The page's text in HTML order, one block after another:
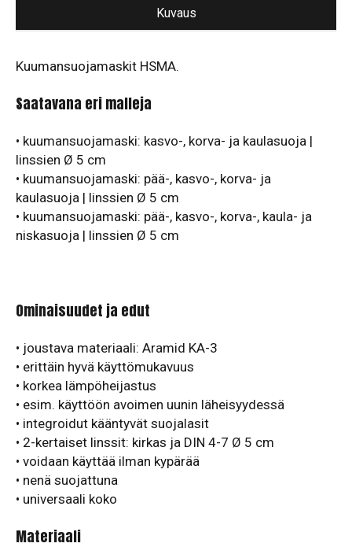
Kuvaus
Kuumansuojamaskit HSMA.
Saatavana eri malleja
• kuumansuojamaski: kasvo-, korva- ja kaulasuoja |
linssien Ø 5 cm
• kuumansuojamaski: pää-, kasvo-, korva- ja
kaulasuoja | linssien Ø 5 cm
• kuumansuojamaski: pää-, kasvo-, korva-, kaula- ja
niskasuoja | linssien Ø 5 cm
Ominaisuudet ja edut
• joustava materiaali: Aramid KA-3
• erittäin hyvä käyttömukavuus
• korkea lämpöheijastus
• esim. käyttöön avoimen uunin läheisyydessä
• integroidut kääntyvät suojalasit
• 2-kertaiset linssit: kirkas ja DIN 4-7 Ø 5 cm
• voidaan käyttää ilman kypärää
• nenä suojattuna
• universaali koko
Materiaali